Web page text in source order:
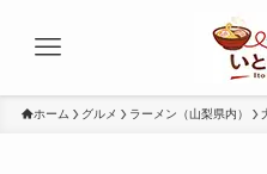
ホーム グルメ ラーメン（山梨県内）